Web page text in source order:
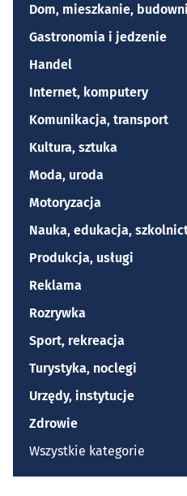
Dom, mieszkanie,
Gastronomia i jedzenie
Handel
Internet, komputery
Komunikacja, transport
Kultura, sztuka
Moda, uroda
Motoryzacja
Nauka, edukacja,
Produkcja, usługi
Reklama
Rozrywka
Sport, rekreacja
Turystyka, noclegi
Urzędy, instytucje
Zdrowie
Wszystkie kategorie